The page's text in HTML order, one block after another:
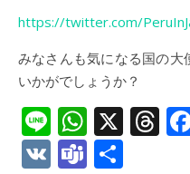
https://twitter.com/
みなさんも気になる国の大
いかがでしょうか？
Line X
VK Teams